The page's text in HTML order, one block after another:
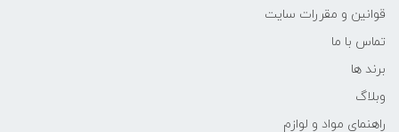
قوانین و مقررات سایت
تماس با ما
برند ها
وبلاگ
راهنمای مواد و لوازم